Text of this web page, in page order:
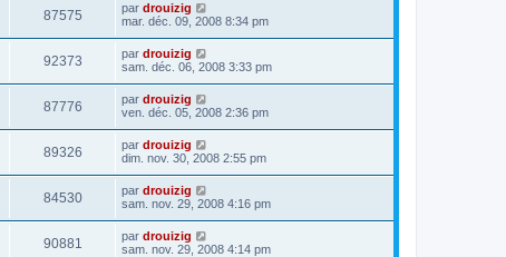
87575 par drouizig
mar. déc. 09, 2008 8:34 pm
92373 par drouizig
sam. déc. 06, 2008 3:33 pm
87776 par drouizig
ven. déc. 05, 2008 2:36 pm
89326 par drouizig
dim. nov. 30, 2008 2:55 pm
84530 par drouizig
sam. nov. 29, 2008 4:16 pm
90881 par drouizig
sam. nov. 29, 2008 4:14 pm